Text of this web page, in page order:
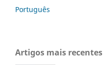
Português
Artigos mais recentes